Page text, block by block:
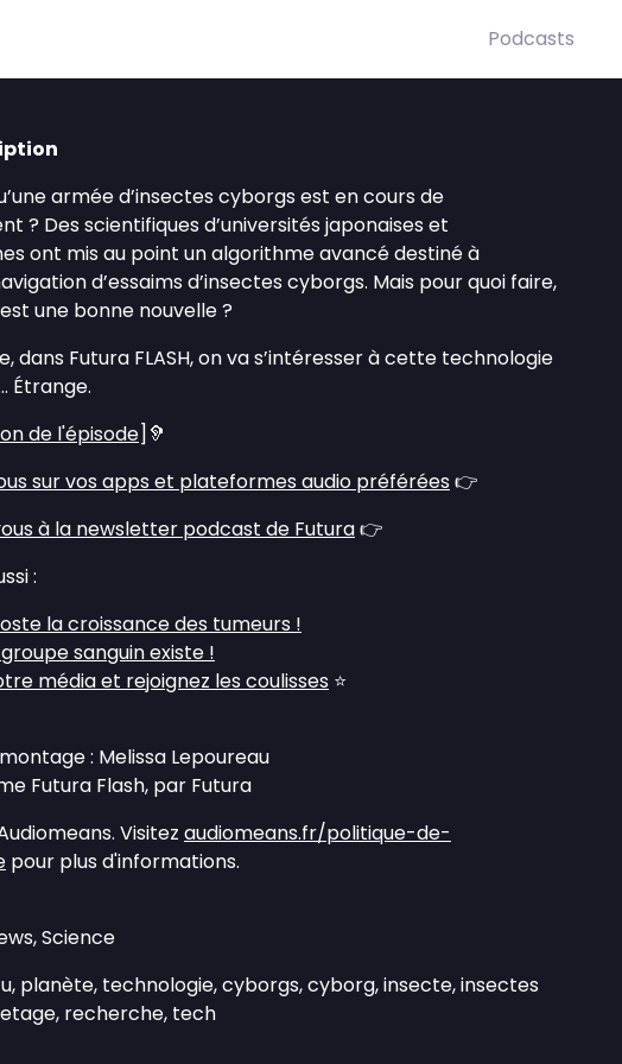
Podcasts
armée d’insectes cyborgs est en cours de
? Des scientifiques d’universités japonaises et
ont mis au point un algorithme avancé destiné à
d’essaims d’insectes cyborgs. Mais pour quoi faire,
une bonne nouvelle ?
dans Futura FLASH, on va s’intéresser à cette technologie
Étrange.
de l'épisode]🦻
sur vos apps et plateformes audio préférées 👉
à la newsletter podcast de Futura👉
:
la croissance des tumeurs !
sanguin existe !
média et rejoignez les coulisses ⭐
: Melissa Lepoureau
Futura Flash, par Futura
Visitez audiomeans.fr/politique-de-
pour plus d'informations.
Science
planète, technologie, cyborgs, cyborg, insecte, insectes
recherche, tech